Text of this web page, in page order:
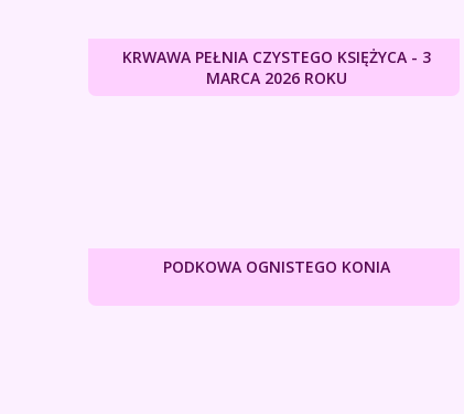
KRWAWA PEŁNIA CZYSTEGO KSIĘŻYCA - 3
MARCA 2026 ROKU
PODKOWA OGNISTEGO KONIA